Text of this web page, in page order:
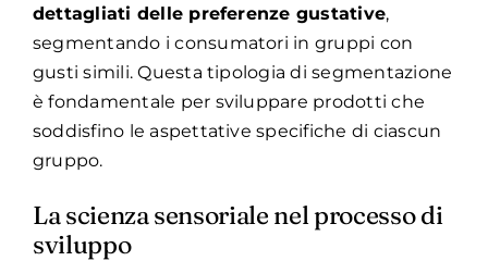
dettagliati delle preferenze gustative,
segmentando i consumatori in gruppi con
gusti simili. Questa tipologia di segmentazione
è fondamentale per sviluppare prodotti che
soddisfino le aspettative specifiche di ciascun
gruppo.
La scienza sensoriale nel processo di
sviluppo